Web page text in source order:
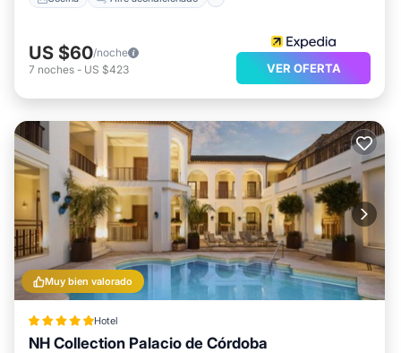
US $60/noche
7 noches - US $423 VER OFERTA
Muy bien valorado
Hotel
NH Collection Palacio de Córdoba